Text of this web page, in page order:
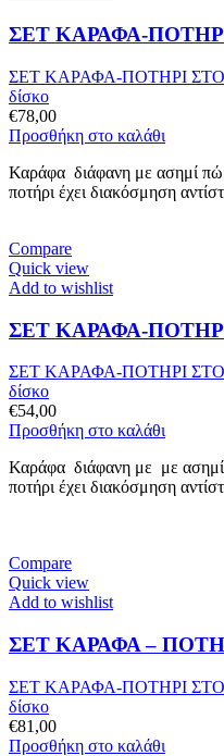
ΣΕΤ ΚΑΡΑΦΑ-ΠΟΤΗΡΙ
ΣΕΤ ΚΑΡΑΦΑ-ΠΟΤΗΡΙ
δίσκο
€78,00
Προσθήκη στο καλάθι
Καράφα διάφανη με ασημί
ποτήρι έχει διακόσμηση
Compare
Quick view
Add to wishlist
ΣΕΤ ΚΑΡΑΦΑ-ΠΟΤΗΡΙ
ΣΕΤ ΚΑΡΑΦΑ-ΠΟΤΗΡΙ
δίσκο
€54,00
Προσθήκη στο καλάθι
Καράφα διάφανη με με ασημί
ποτήρι έχει διακόσμηση
Compare
Quick view
Add to wishlist
ΣΕΤ ΚΑΡΑΦΑ –
ΣΕΤ ΚΑΡΑΦΑ-ΠΟΤΗΡΙ
δίσκο
€81,00
Προσθήκη στο καλάθι